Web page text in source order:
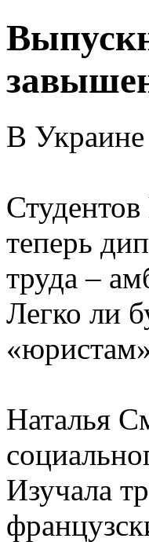
В Украине
теперь
труда –
Легко ли
Наталья
Изучала